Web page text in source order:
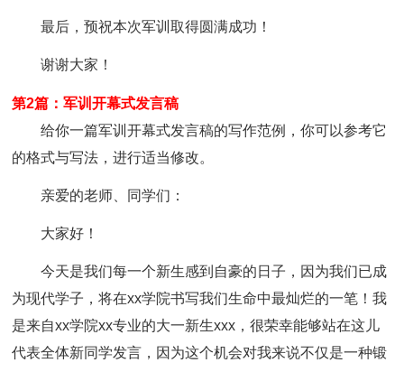
最后，预祝本次军训取得圆满成功！
谢谢大家！
第2篇：军训开幕式发言稿
给你一篇军训开幕式发言稿的写作范例，你可以参考它
的格式与写法，进行适当修改。
亲爱的老师、同学们：
大家好！
今天是我们每一个新生感到自豪的日子，因为我们已成
为现代学子，将在xx学院书写我们生命中最灿烂的一笔！我
是来自xx学院xx专业的大一新生xxx，很荣幸能够站在这儿
代表全体新同学发言，因为这个机会对我来说不仅是一种锻